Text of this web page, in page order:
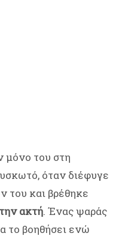
μόνο του στη
όταν διέφυγε
του και βρέθηκε
ακτή. Ένας ψαράς
το βοηθήσει ενώ